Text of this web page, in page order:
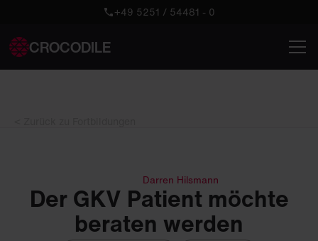
+49 5251 / 54481 - 0
CROCODILE
Darren Hilsmann
Der GKV Patient möchte
beraten werden